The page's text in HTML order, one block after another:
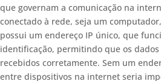
que governam a comunicação na
conectado à rede, seja um
possui um endereço IP único, que
identificação, permitindo que os
recebidos corretamente. Sem um
entre dispositivos na internet seria